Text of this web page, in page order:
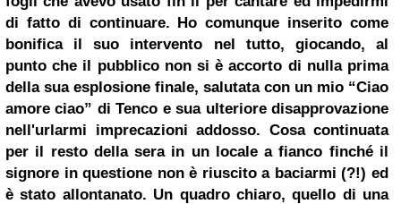
di fatto di continuare. Ho comunque inserito come
bonifica il suo intervento nel tutto, giocando, al
punto che il pubblico non si è accorto di nulla prima
della sua esplosione finale, salutata con un mio “Ciao
amore ciao” di Tenco e sua ulteriore disapprovazione
nell'urlarmi imprecazioni addosso. Cosa continuata
per il resto della sera in un locale a fianco finché il
signore in questione non è riuscito a baciarmi (?!) ed
è stato allontanato. Un quadro chiaro, quello di una